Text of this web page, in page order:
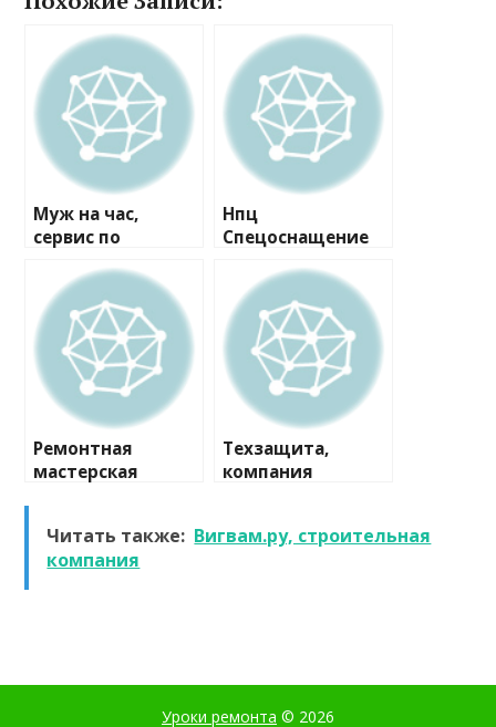
Муж на час,
сервис по
Нпц
Спецоснащение
Ремонтная
мастерская
Техзащита,
компания
Читать также: Вигвам.ру, строительная
компания
Уроки ремонта © 2026